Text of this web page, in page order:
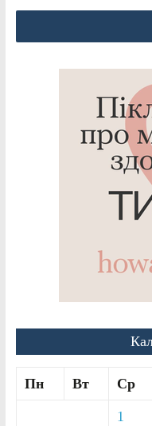
Пн Вт Ср
1